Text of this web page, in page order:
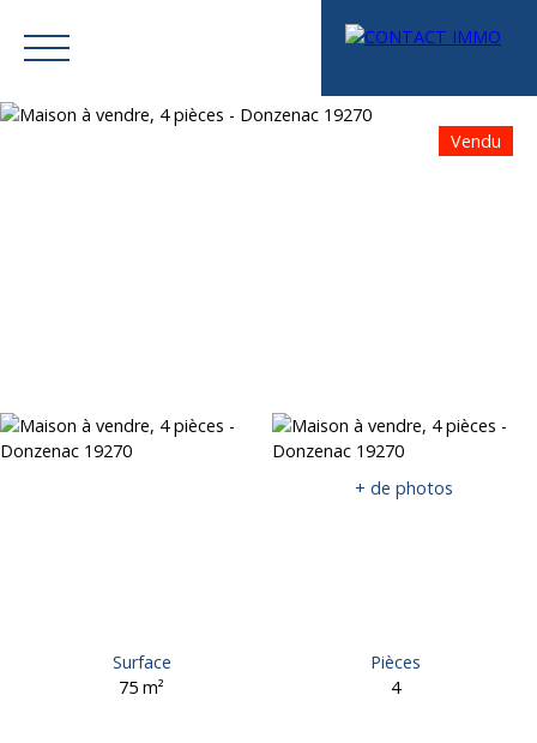
Mes favoris Espace vendeur Estimation
Vendu
+ de photos
Surface
75m²
Pièces
4